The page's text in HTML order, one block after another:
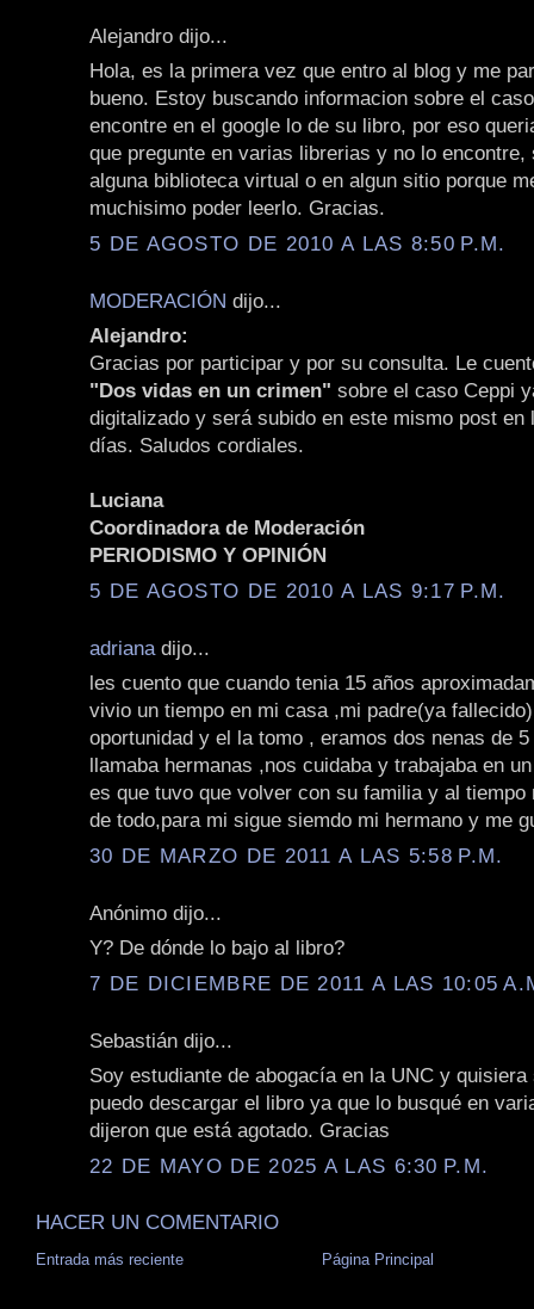
Alejandro dijo...
Hola, es la primera vez que entro al blog y me
bueno. Estoy buscando informacion sobre el
encontre en el google lo de su libro, por eso
que pregunte en varias librerias y no lo encontre,
alguna biblioteca virtual o en algun sitio porque
muchisimo poder leerlo. Gracias.
5 DE AGOSTO DE 2010 A LAS 8:50 P.M.
MODERACIÓN dijo...
Alejandro:
Gracias por participar y por su consulta. Le
"Dos vidas en un crimen" sobre el caso Ceppi
digitalizado y será subido en este mismo post en
días. Saludos cordiales.
Luciana
Coordinadora de Moderación
PERIODISMO Y OPINIÓN
5 DE AGOSTO DE 2010 A LAS 9:17 P.M.
adriana dijo...
les cuento que cuando tenia 15 años
vivio un tiempo en mi casa ,mi padre(ya
oportunidad y el la tomo , eramos dos nenas de
llamaba hermanas ,nos cuidaba y trabajaba en
es que tuvo que volver con su familia y al tiempo
de todo,para mi sigue siemdo mi hermano y me
30 DE MARZO DE 2011 A LAS 5:58 P.M.
Anónimo dijo...
Y? De dónde lo bajo al libro?
7 DE DICIEMBRE DE 2011 A LAS 10:05
Sebastián dijo...
Soy estudiante de abogacía en la UNC y quisiera
puedo descargar el libro ya que lo busqué en
dijeron que está agotado. Gracias
22 DE MAYO DE 2025 A LAS 6:30 P.M.
HACER UN COMENTARIO
Entrada más reciente Página Principal